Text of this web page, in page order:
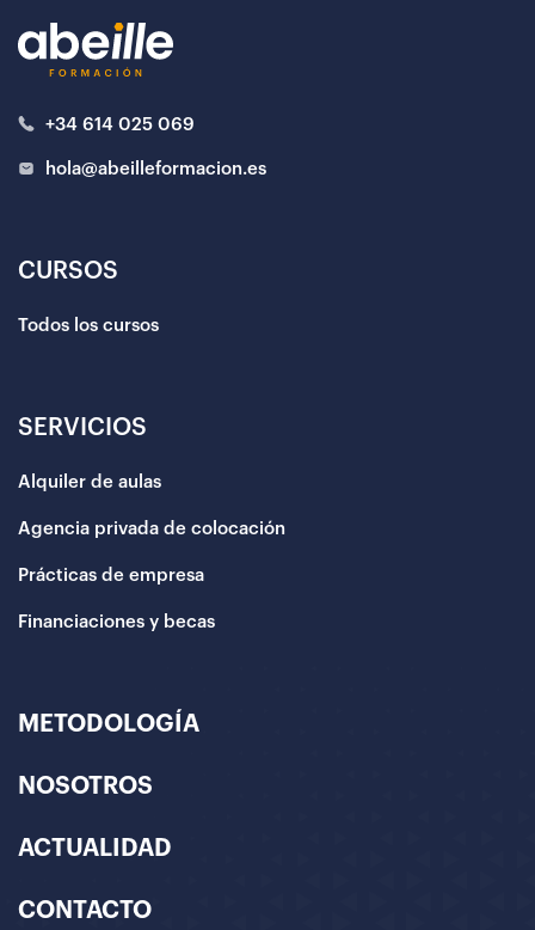
+34 614 025 069
hola@abeilleformacion.es
CURSOS
Todos los cursos
SERVICIOS
Alquiler de aulas
Agencia privada de colocación
Prácticas de empresa
Financiaciones y becas
METODOLOGÍA
NOSOTROS
ACTUALIDAD
CONTACTO